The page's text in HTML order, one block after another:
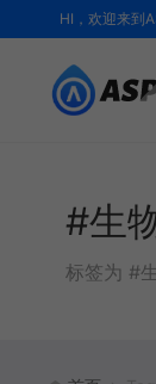
HI，欢迎来到
#生
标签为 #